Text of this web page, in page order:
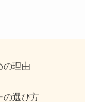
の理由
の選び方